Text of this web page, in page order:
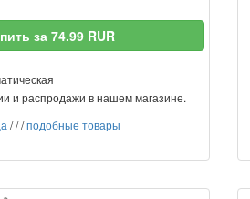
за 74.99 RUR
и распродажи в нашем магазине.
///подобные товары